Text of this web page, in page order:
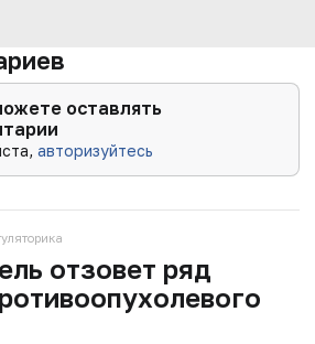
оставлять
авторизуйтесь
отзовет ряд